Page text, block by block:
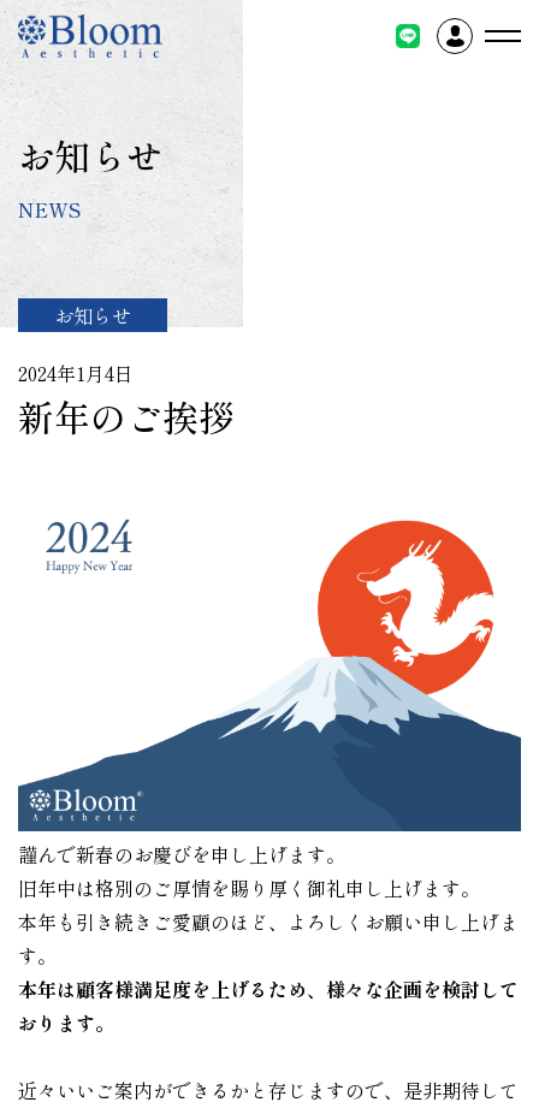
コ
テ
ン
ツ
に
キ
お知らせ
NEWS
お知らせ
2024年1月4日
新年のご挨拶
謹んで新春のお慶びを申し上げます。
旧年中は格別のご厚情を賜り厚く御礼申し上げます。
本年も引き続きご愛顧のほど、よろしくお願い申し上げま
す。
本年は顧客様満足度を上げるため、様々な企画を検討して
おります。
近々いいご案内ができるかと存じますので、是非期待して